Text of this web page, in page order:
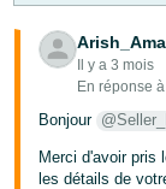
Español
- ES
English
- FR
Il y a 3 mois
En réponse
Bonjour
Merci d'avoir pris
les détails de